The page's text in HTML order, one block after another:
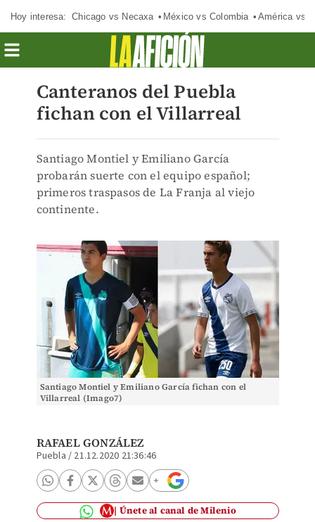
Hoy interesa: Chicago vs Necaxa México vs Colombia América vs
Canteranos del Puebla
fichan con el Villarreal
Santiago Montiel y Emiliano García
probarán suerte con el equipo español;
primeros traspasos de La Franja al viejo
continente.
Santiago Montiel y Emiliano García fichan con el
Villarreal (Imago7)
RAFAEL GONZÁLEZ
Puebla / 21.12.2020 21:36:46
Únete al canal de Milenio